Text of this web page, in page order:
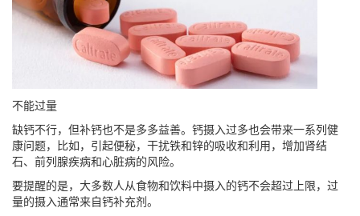
不能过量
缺钙不行，但补钙也不是多多益善。钙摄入过多也会带来一系列健
康问题，比如，引起便秘，干扰铁和锌的吸收和利用，增加肾结
石、前列腺疾病和心脏病的风险。
要提醒的是，大多数人从食物和饮料中摄入的钙不会超过上限，过
量的摄入通常来自钙补充剂。